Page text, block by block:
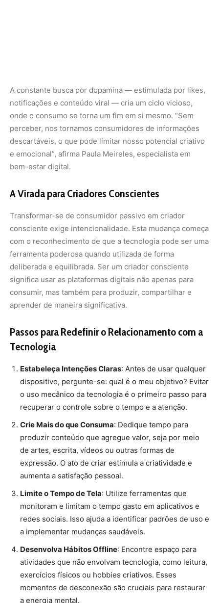
ferramenta poderosa quando utilizada de forma
deliberada e equilibrada. Ser um criador consciente
significa usar as plataformas digitais não apenas para
consumir, mas também para produzir, compartilhar e
aprender de maneira significativa.
Passos para Redefinir o Relacionamento com a
dispositivo, pergunte-se: qual é o meu objetivo? Evitar
o uso mecânico da tecnologia é o primeiro passo para
recuperar o controle sobre o tempo e a atenção.
Crie Mais do que Consuma: Dedique tempo para
produzir conteúdo que agregue valor, seja por meio
de artes, escrita, vídeos ou outras formas de
expressão. O ato de criar estimula a criatividade e
Limite o Tempo de Tela: Utilize ferramentas que
monitoram e limitam o tempo gasto em aplicativos e
a implementar mudanças saudáveis.
Desenvolva Hábitos Offline
: Encontre espaço para
atividades que não envolvam tecnologia, como leitura,
exercícios físicos ou hobbies criativos. Esses
momentos de desconexão são cruciais para restaurar
a energia mental.
Pratique a Conexão Consciente
para criar conexões reais e significativas com outras
pessoas, priorizando a qualidade das interações ao
invés da quantidade.
Exemplos Inspiradores
Muitas pessoas e comunidades já estão adotando essa
transição para o uso consciente da tecnologia. Um
exemplo é o movimento “
Minimalismo Digital
incentiva a redução do uso de aplicativos e dispositivos
para priorizar experiências significativas. Além disso,